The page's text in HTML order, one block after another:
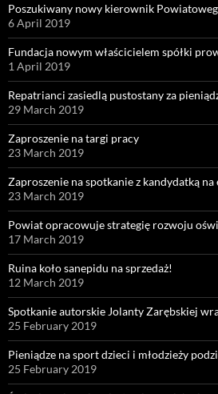
Poszukiwany nowy kierownik
6 April 2019
Fundacja nowym właścicielem spółki
1 April 2019
Repatrianci zasiedlą pustostany za
29 March 2019
Zaproszenie na targi pracy
23 March 2019
Zaproszenie na spotkanie z kandydatką na
23 March 2019
Powiat opracowuje strategię rozwoju
17 March 2019
Ruina koło sanepidu na sprzedaż!
12 March 2019
Spotkanie autorskie Jolanty Zarębskiej
25 February 2019
Pieniądze na sport dzieci i młodzieży
25 February 2019